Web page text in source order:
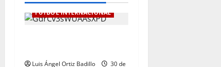
FÚTBOL INTERNACIONAL
Luis Ángel Ortiz Badillo
30 de